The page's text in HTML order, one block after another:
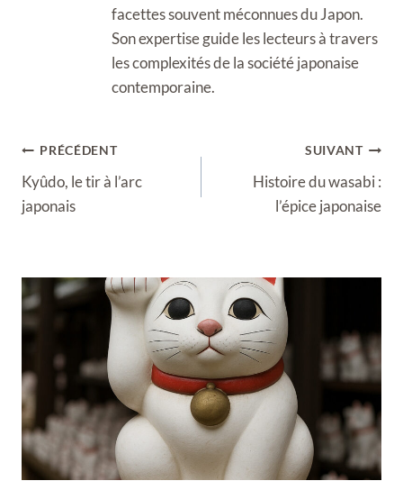
facettes souvent méconnues du Japon.
Son expertise guide les lecteurs à travers
les complexités de la société japonaise
contemporaine.
Navigation
de
l’article
PRÉCÉDENT
Kyûdo, le tir à l’arc
japonais
SUIVANT
Histoire du wasabi :
l’épice japonaise